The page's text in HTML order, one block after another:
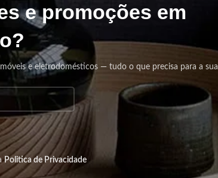
e promoções em
e eletrodomésticos — tudo o que precisa para a sua
Politica de Privacidade